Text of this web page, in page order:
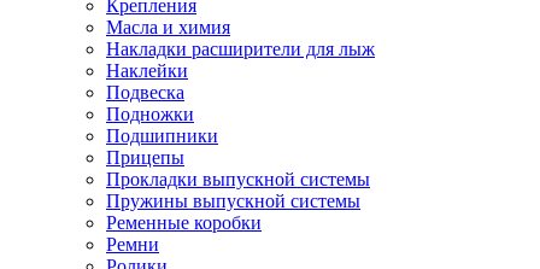
Крепления
Масла и химия
Накладки расширители для лыж
Наклейки
Подвеска
Подножки
Подшипники
Прицепы
Прокладки выпускной системы
Пружины выпускной системы
Ременные коробки
Ремни